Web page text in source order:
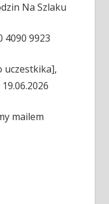
Na Szlaku
4090 9923
uczestkika],
mailem